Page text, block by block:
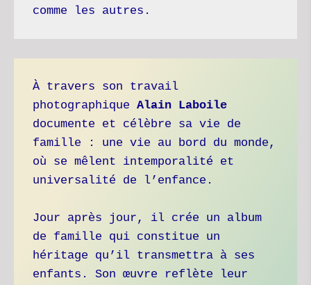
comme les autres.
À travers son travail
photographique Alain Laboile
documente et célèbre sa vie de
famille : une vie au bord du monde,
où se mêlent intemporalité et
universalité de l’enfance.
Jour après jour, il crée un album
de famille qui constitue un
héritage qu’il transmettra à ses
enfants. Son œuvre reflète leur